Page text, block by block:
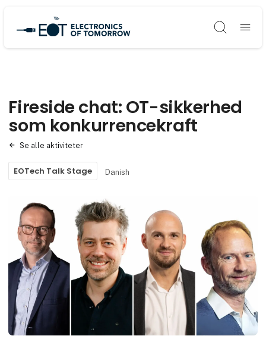
Søg
Fireside chat: OT-sikkerhed
som konkurrencekraft
Se alle aktiviteter
EOTech Talk Stage Danish